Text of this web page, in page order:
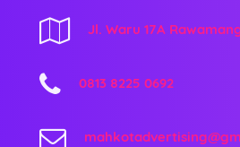
Jl. Waru 17A
0813 8225 0692